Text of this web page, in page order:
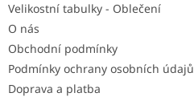
Velikostní tabulky - Oblečení
O nás
Obchodní podmínky
Podmínky ochrany osobních údajů
Doprava a platba